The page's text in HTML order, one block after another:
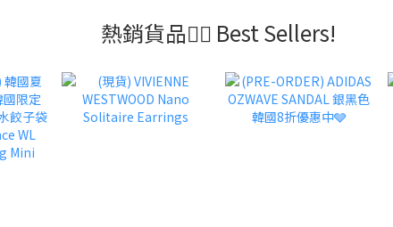
熱銷貨品❤️‍🔥 Best Sellers!